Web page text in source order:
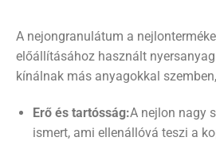
A nejongranulátum a
előállításához használt
kínálnak más anyagokkal
Erő és tartósság:A nejlon nagy
ismert, ami ellenállóvá teszi a